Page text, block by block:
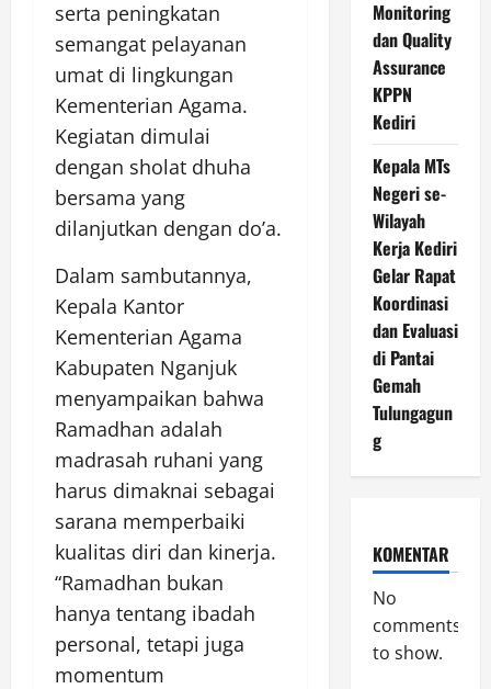
serta peningkatan
semangat pelayanan
umat di lingkungan
Kementerian Agama.
Kegiatan dimulai
dengan sholat dhuha
bersama yang
dilanjutkan dengan do’a.
Dalam sambutannya,
Kepala Kantor
Kementerian Agama
Kabupaten Nganjuk
menyampaikan bahwa
Ramadhan adalah
madrasah ruhani yang
harus dimaknai sebagai
sarana memperbaiki
kualitas diri dan kinerja.
“Ramadhan bukan
hanya tentang ibadah
personal, tetapi juga
momentum
Monitoring
dan Quality
Assurance
KPPN
Kediri
Kepala MTs
Negeri se-
Wilayah
Kerja Kediri
Gelar Rapat
Koordinasi
dan Evaluasi
di Pantai
Gemah
Tulungagun
g
KOMENTAR
No
comments
to show.